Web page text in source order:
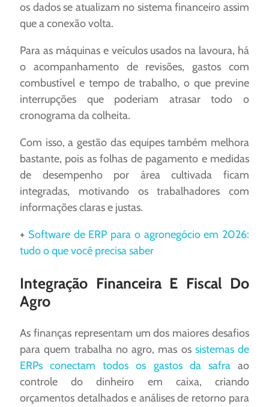
os dados se atualizam no sistema financeiro assim
que a conexão volta.
Para as máquinas e veículos usados na lavoura, há
o acompanhamento de revisões, gastos com
combustível e tempo de trabalho, o que previne
interrupções que poderiam atrasar todo o
cronograma da colheita.
Com isso, a gestão das equipes também melhora
bastante, pois as folhas de pagamento e medidas
de desempenho por área cultivada ficam
integradas, motivando os trabalhadores com
informações claras e justas.
+ Software de ERP para o agronegócio em 2026:
tudo o que você precisa saber
Integração Financeira E Fiscal Do
Agro
As finanças representam um dos maiores desafios
para quem trabalha no agro, mas ossistemas de
ERPs conectam todos os gastos da safraao
controle do dinheiro em caixa, criando
orçamentos detalhados e análises de retorno para